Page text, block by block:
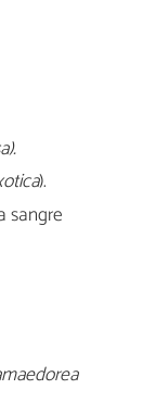
).
sangre